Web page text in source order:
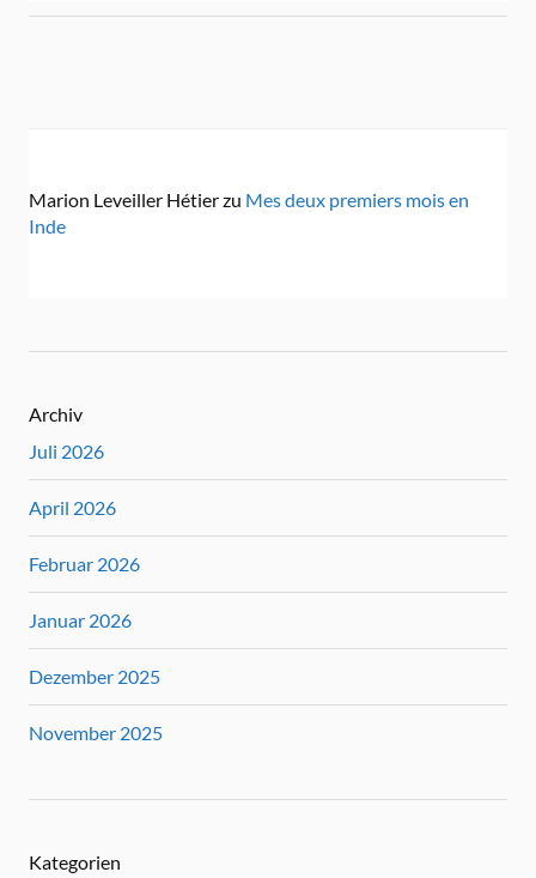
Marion Leveiller Hétierzu Mes deux premiers mois en
Inde
Archiv
Juli 2026
April 2026
Februar 2026
Januar 2026
Dezember 2025
November 2025
Kategorien